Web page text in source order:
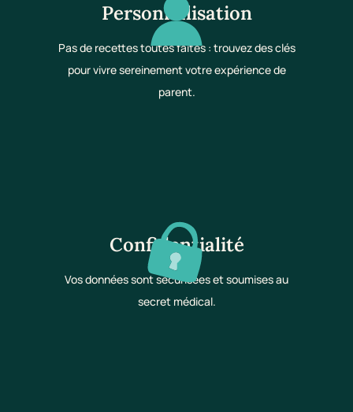
Personnalisation
Pas de recettes toutes faites : trouvez des clés
pour vivre sereinement votre expérience de
parent.
Confidentialité
Vos données sont sécurisées et soumises au
secret médical.